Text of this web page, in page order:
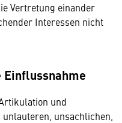
Vertretung einander
Interessen nicht
und
unsachlichen,